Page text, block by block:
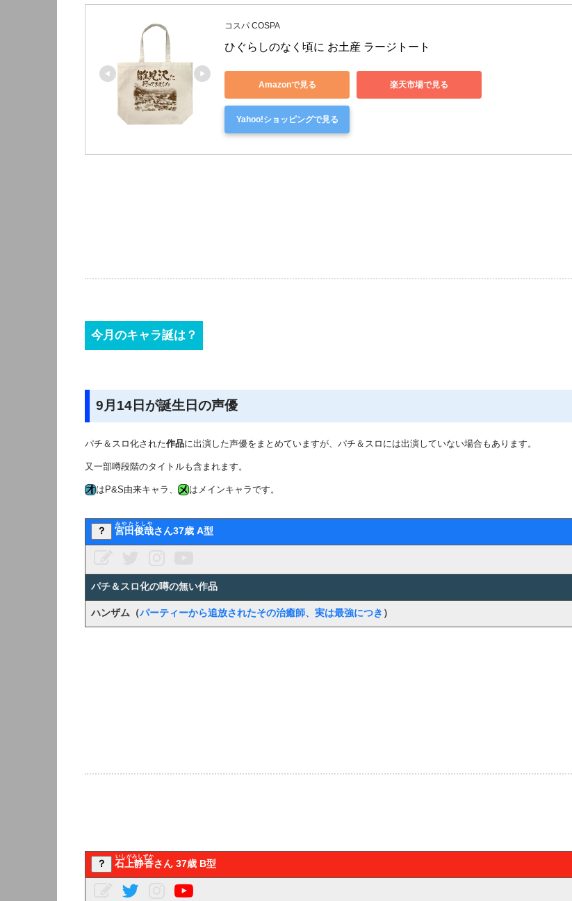
コスパ COSPA
ひぐらしのなく頃に お土産 ラージトート
Amazonで見る 楽天市場で見る
Yahoo!ショッピングで見る
今月のキャラ誕は？
9月14日が誕生日の声優
パチ＆スロ化された作品に出演した声優をまとめていますが、パチ＆スロには出演していない場合もあります。
又一部噂段階のタイトルも含まれます。
はP&S由来キャラ、 はメインキャラです。
？ 宮田俊哉
みやたとしや
さん37歳 A型
パチ＆スロ化の噂の無い作品
ハンザム（パーティーから追放されたその治癒師、実は最強につき ）
？ 石上静香
いしがみしずか
さん 37歳 B型